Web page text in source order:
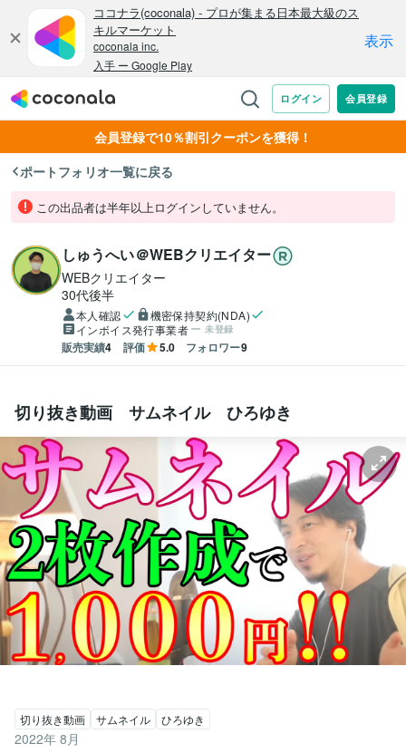
会員登録で10％割引クーポンを獲得！
ポートフォリオ一覧に戻る
この出品者は半年以上ログインしていません。
しゅうへい＠WEBクリエイター
WEBクリエイター
30代後半
本人確認
機密保持契約(NDA)
インボイス発行事業者
未登録
販売実績4 評価 5.0 フォロワー9
切り抜き動画 サムネイル ひろゆき
切り抜き動画 サムネイル ひろゆき
2022年 8月